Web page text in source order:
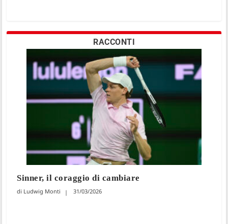
RACCONTI
Sinner, il coraggio di cambiare
Ludwig Monti 31/03/2026